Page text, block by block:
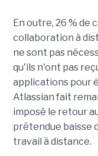
En outre, 26 % de
collaboration à
ne sont pas
qu'ils n'ont pas
applications pour
Atlassian fait
imposé le retour
prétendue baisse
travail à distance.